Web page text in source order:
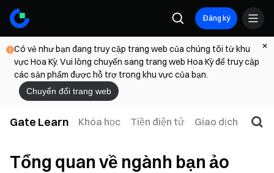
Đăng ký
Có vẻ như bạn đang truy cập trang web của chúng tôi từ khu
vực Hoa Kỳ. Vui lòng chuyển sang trang web Hoa Kỳ để truy cập
các sản phẩm được hỗ trợ trong khu vực của bạn.
Chuyển đổi trang web
Gate Learn Khóa học Tiền điện tử Giao dịch Web3
Tổng quan về ngành bạn ảo